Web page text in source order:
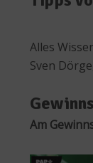
Alles
Sven
Am